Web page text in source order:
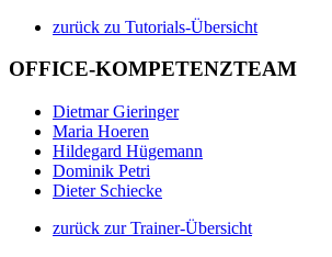
zurück zu Tutorials-Übersicht
OFFICE-KOMPETENZTEAM
Dietmar Gieringer
Maria Hoeren
Hildegard Hügemann
Dominik Petri
Dieter Schiecke
zurück zur Trainer-Übersicht